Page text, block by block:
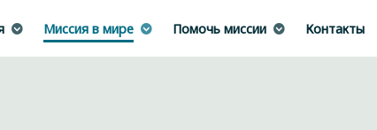
Миссия в мире Помочь миссии Контакты